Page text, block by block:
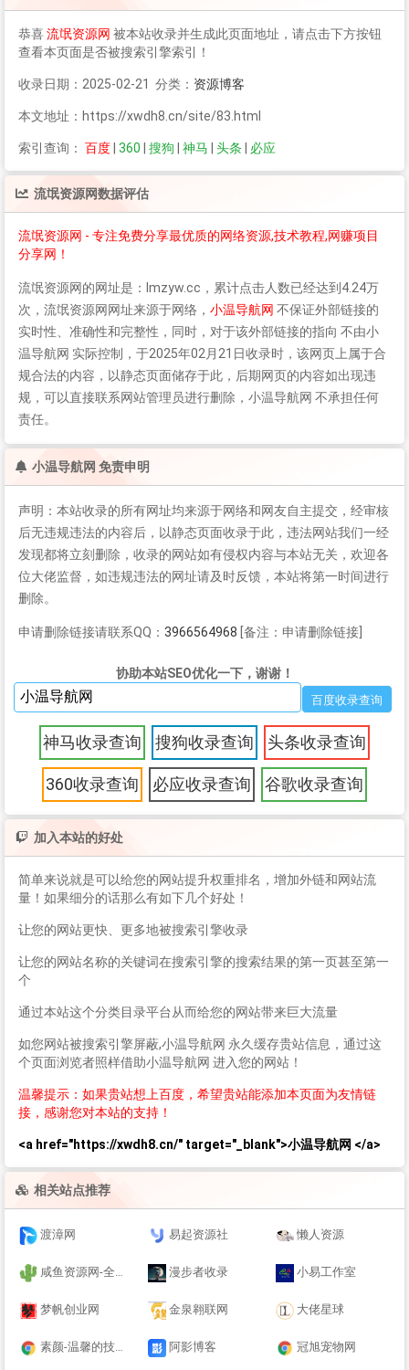
恭喜流氓资源网 被本站收录并生成此页面地址，请点击下方按钮
查看本页面是否被搜索引擎索引！
收录日期：2025-02-21 分类： 资源博客
本文地址：https://xwdh8.cn/site/83.html
索引查询： 百度 360 搜狗 神马 头条 必应
流氓资源网数据评估
流氓资源网 - 专注免费分享最优质的网络资源,技术教程,网赚项目
分享网！
流氓资源网的网址是：lmzyw.cc，累计点击人数已经达到4.24万
次， 流氓资源网 网址来源于网络， 小温导航网 不保证外部链接的
实时性、准确性和完整性，同时，对于该外部链接的指向 不由小
温导航网 实际控制，于2025年02月21日收录时，该网页上属于合
规合法的内容，以静态页面储存于此，后期网页的内容如出现违
规，可以直接联系网站管理员进行删除，小温导航网 不承担任何
责任。
小温导航网 免责申明
声明：本站收录的所有网址均来源于网络和网友自主提交，经审核
后无违规违法的内容后，以静态页面收录于此，违法网站我们一经
发现都将立刻删除，收录的网站如有侵权内容与本站无关，欢迎各
位大佬监督，如违规违法的网址请及时反馈，本站将第一时间进行
删除。
申请删除链接请联系QQ： 3966564968 [备注：申请删除链接]
协助本站SEO优化一下，谢谢！
神马收录查询 搜狗收录查询 头条收录查询
360收录查询 必应收录查询 谷歌收录查询
加入本站的好处
简单来说就是可以给您的网站提升权重排名，增加外链和网站流
量！如果细分的话那么有如下几个好处！
让您的网站更快、更多地被搜索引擎收录
让您的网站名称的关键词在搜索引擎的搜索结果的第一页甚至第一
个
通过本站这个分类目录平台从而给您的网站带来巨大流量
如您网站被搜索引擎屏蔽,小温导航网 永久缓存贵站信息，通过这
个页面浏览者照样借助小温导航网 进入您的网站！
温馨提示：如果贵站想上百度，希望贵站能添加本页面为友情链
接，感谢您对本站的支持！
<a href="https://xwdh8.cn/" target="_blank">小温导航网 </a>
相关站点推荐
渡漳网 易起资源社 懒人资源
咸鱼资源网-全网精品资源分享平台_爱收集_爱分享 漫步者收录 小易工作室
梦帆创业网 金泉翱联网 大佬星球
素颜-温馨的技术博客 阿影博客 冠旭宠物网